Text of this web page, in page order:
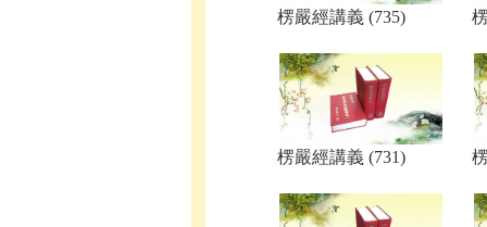
楞嚴經講義 (735)
楞嚴經講義 (731)